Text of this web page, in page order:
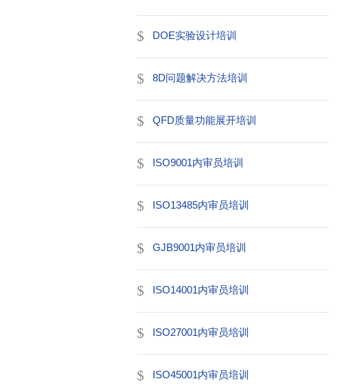
DOE实验设计培训
8D问题解决方法培训
QFD质量功能展开培训
ISO9001内审员培训
ISO13485内审员培训
GJB9001内审员培训
ISO14001内审员培训
ISO27001内审员培训
ISO45001内审员培训